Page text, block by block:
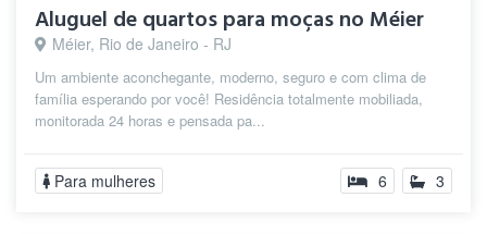
Aluguel de quartos para moças no Méier
Méier, Rio de Janeiro - RJ
Um ambiente aconchegante, moderno, seguro e com clima de
família esperando por você! Residência totalmente mobiliada,
monitorada 24 horas e pensada pa...
Para mulheres 6 3